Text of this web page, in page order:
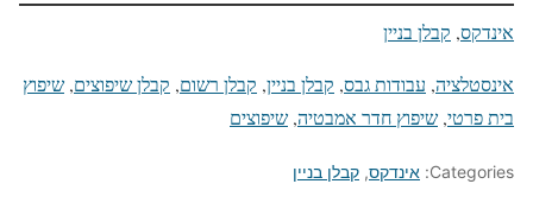
אינדקס, קבלן בניין
אינסטלציה, עבודות גבס, קבלן בניין, קבלן רשום, קבלן שיפוצים, שיפוץ
בית פרטי, שיפוץ חדר אמבטיה, שיפוצים
Categories: אינדקס, קבלן בניין